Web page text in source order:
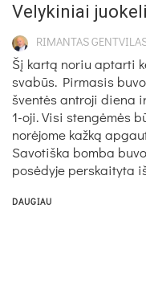
Velykiniai
RIMANTAS
Šį kartą noriu aptarti
svabūs. Pirmasis
šventės antroji diena
1-oji. Visi stengėmės
norėjome kažką
Savotiška bomba
posėdyje perskaityta
DAUGIAU